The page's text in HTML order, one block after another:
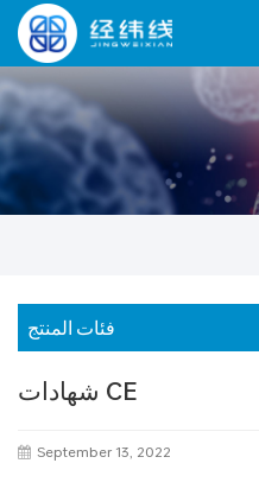
فئات المنتج
شهادات CE
September 13, 2022